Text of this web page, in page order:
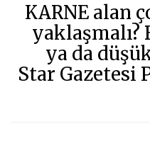
KARNE alan
yaklaşmalı?
ya da
Star Gazetesi